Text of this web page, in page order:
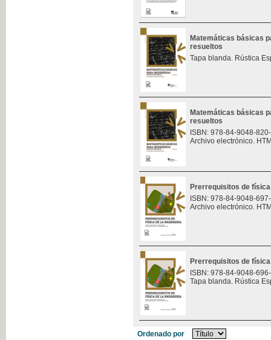
Matemáticas básicas
resueltos
Tapa blanda. Rústica
Matemáticas básicas
resueltos
ISBN: 978-84-9048-
Archivo electrónico.
Prerrequisitos de
ISBN: 978-84-9048-
Archivo electrónico.
Prerrequisitos de
ISBN: 978-84-9048-
Tapa blanda. Rústica
Ordenado por